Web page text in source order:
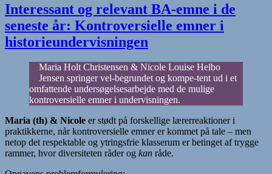
Interessant og relevant BA-emne i de
seneste år: Kontroversielle emner i
historieundervisningen
Maria Holt Christensen & Nicole Louise Helbo
Jensen springer vel-begrundet og kompe-tent ud i et
omfattende undersøgelsesarbejde med de mulige
kontroversielle emner i undervisningen.
Maria (th) & Nicole er stødt på forskellige lærerreaktioner i
praktikkerne, når kontroversielle emner er kommet på tale – men
netop det respektable og ytringsfrie klasserum er betinget af trygge
rammer, hvor diversiteten råder og kan råde.